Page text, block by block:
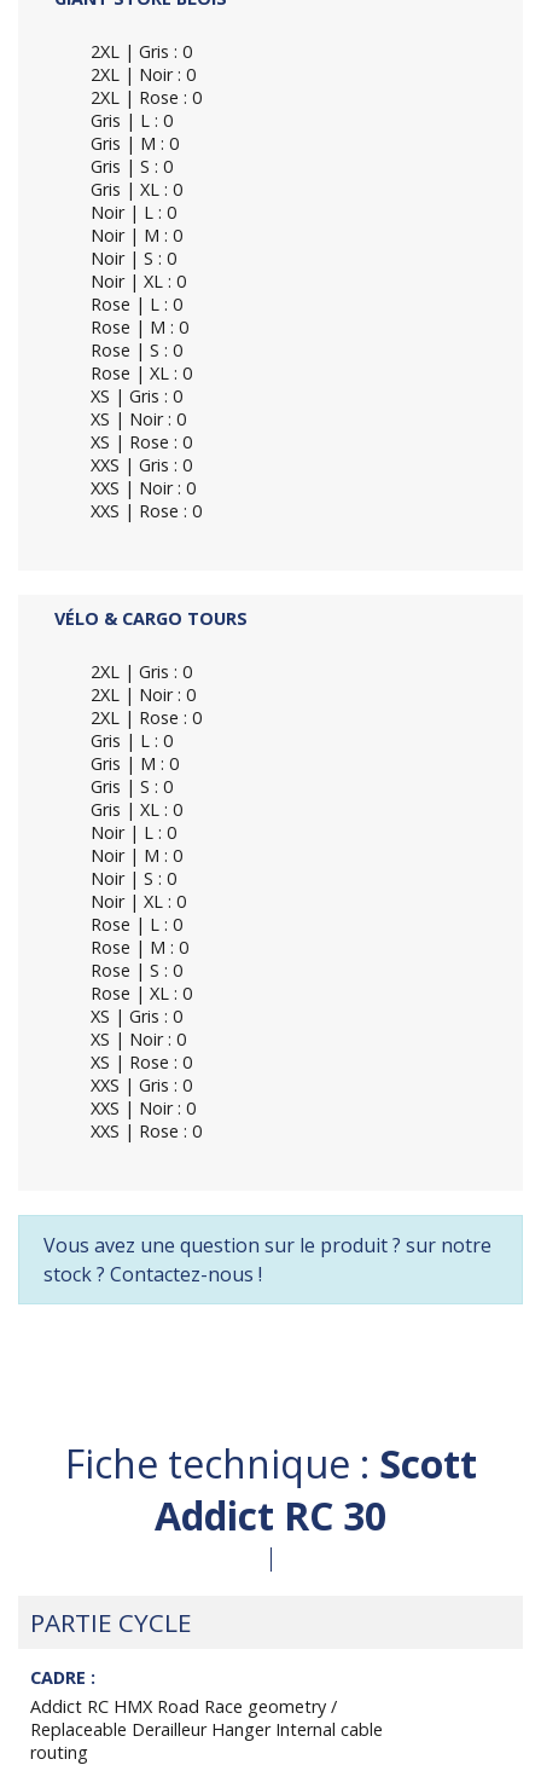
2XL | Gris : 0
2XL | Noir : 0
2XL | Rose : 0
Gris | L : 0
Gris | M : 0
Gris | S : 0
Gris | XL : 0
Noir | L : 0
Noir | M : 0
Noir | S : 0
Noir | XL : 0
Rose | L : 0
Rose | M : 0
Rose | S : 0
Rose | XL : 0
XS | Gris : 0
XS | Noir : 0
XS | Rose : 0
XXS | Gris : 0
XXS | Noir : 0
XXS | Rose : 0
VÉLO & CARGO TOURS
2XL | Gris : 0
2XL | Noir : 0
2XL | Rose : 0
Gris | L : 0
Gris | M : 0
Gris | S : 0
Gris | XL : 0
Noir | L : 0
Noir | M : 0
Noir | S : 0
Noir | XL : 0
Rose | L : 0
Rose | M : 0
Rose | S : 0
Rose | XL : 0
XS | Gris : 0
XS | Noir : 0
XS | Rose : 0
XXS | Gris : 0
XXS | Noir : 0
XXS | Rose : 0
Vous avez une question sur le produit ? sur notre
stock ? Contactez-nous !
Fiche technique : Scott
Addict RC 30
PARTIE CYCLE
CADRE :
Addict RC HMX Road Race geometry /
Replaceable Derailleur Hanger Internal cable
routing